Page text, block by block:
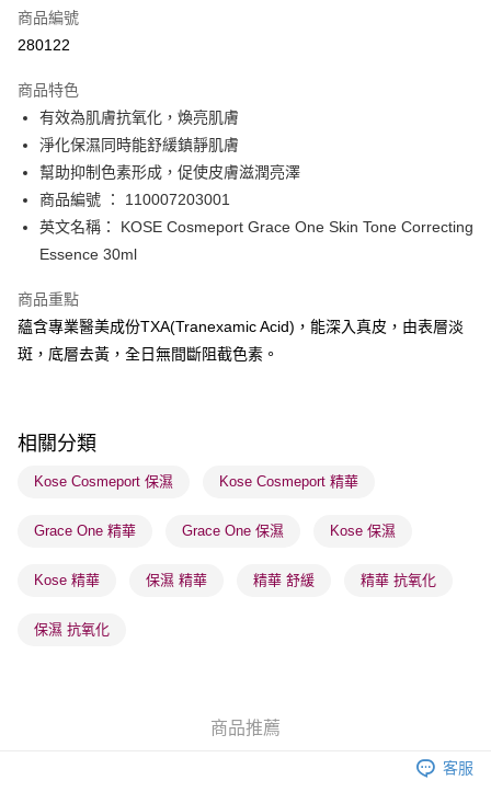
Apple Pay
PayMe
WeChat Pay
BoC Pay
送貨方式
每筆HK$65.00，滿HK$300.00或以上免運費
順豐站及營業點 - 確認發貨後1-3個工作天送達
物流公司進行物流配送
每筆HK$65.00，滿HK$300.00或以上免運費
(香港門市) 只顯示可選門市。確認發貨後2-5個工作天到店，3天內
每筆HK$20.00，滿HK$100.00或以上免運費
澳門地區配送 - 確認發貨後1-4個工作天送達
商品編號
280122
商品特色
有效為肌膚抗氧化，煥亮肌膚
淨化保濕同時能舒緩鎮靜肌膚
幫助抑制色素形成，促使皮膚滋潤亮澤
商品編號 ： 110007203001
英文名稱： KOSE Cosmeport Grace One Skin Tone Correcting
Essence 30ml
商品重點
蘊含專業醫美成份TXA(Tranexamic Acid)，能深入真皮，由表層淡
斑，底層去黃，全日無間斷阻截色素。
相關分類
Kose Cosmeport 保濕 Kose Cosmeport 精華
Grace One 精華 Grace One 保濕 Kose 保濕
Kose 精華 保濕 精華 精華 舒緩 精華 抗氧化
保濕 抗氧化
商品推薦
客服